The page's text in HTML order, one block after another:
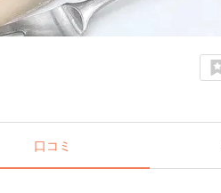
口コミ